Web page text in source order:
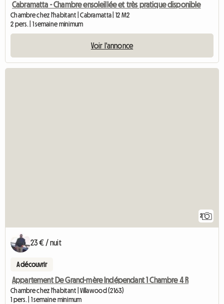
Cabramatta - Chambre ensoleillée et très pratique disponible
Chambre chez l'habitant | Cabramatta | 12 M2
2 pers. | 1 semaine minimum
Voir l'annonce
2
23 € / nuit
A découvrir
Appartement De Grand-mère Indépendant 1 Chambre 4 R
Chambre chez l'habitant | Villawood (2163)
1 pers. | 1 semaine minimum